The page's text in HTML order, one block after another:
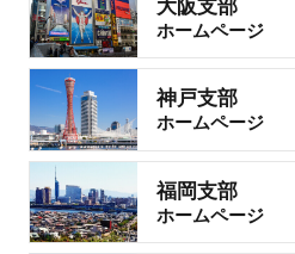
大阪支部
ホームページ
神戸支部
ホームページ
福岡支部
ホームページ